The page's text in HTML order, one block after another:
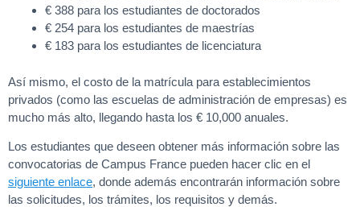
€ 388 para los estudiantes de doctorados
€ 254 para los estudiantes de maestrías
€ 183 para los estudiantes de licenciatura
Así mismo, el costo de la matrícula para establecimientos
privados (como las escuelas de administración de empresas) es
mucho más alto, llegando hasta los € 10,000 anuales.
Los estudiantes que deseen obtener más información sobre las
convocatorias de Campus France pueden hacer clic en el
siguiente enlace, donde además encontrarán información sobre
las solicitudes, los trámites, los requisitos y demás.